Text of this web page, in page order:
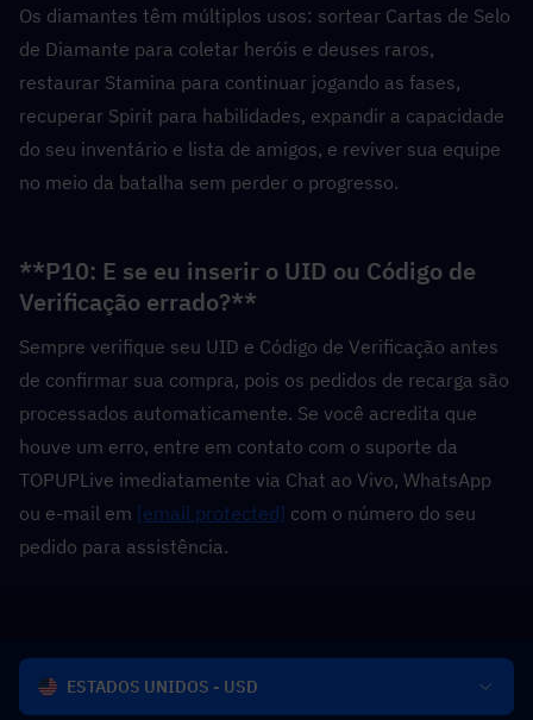
Os diamantes têm múltiplos usos: sortear Cartas de Selo
de Diamante para coletar heróis e deuses raros,
restaurar Stamina para continuar jogando as fases,
recuperar Spirit para habilidades, expandir a capacidade
do seu inventário e lista de amigos, e reviver sua equipe
no meio da batalha sem perder o progresso.
**P10: E se eu inserir o UID ou Código de
Verificação errado?**
Sempre verifique seu UID e Código de Verificação antes
de confirmar sua compra, pois os pedidos de recarga são
processados automaticamente. Se você acredita que
houve um erro, entre em contato com o suporte da
TOPUPLive imediatamente via Chat ao Vivo, WhatsApp
ou e-mail em [email protected] com o número do seu
pedido para assistência.
ESTADOS UNIDOS - USD